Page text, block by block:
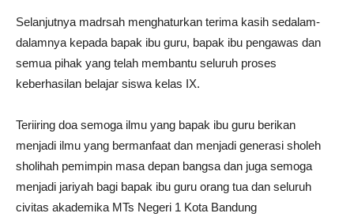
Selanjutnya madrsah menghaturkan terima kasih sedalam-
dalamnya kepada bapak ibu guru, bapak ibu pengawas dan
semua pihak yang telah membantu seluruh proses
keberhasilan belajar siswa kelas IX.
Teriiring doa semoga ilmu yang bapak ibu guru berikan
menjadi ilmu yang bermanfaat dan menjadi generasi sholeh
sholihah pemimpin masa depan bangsa dan juga semoga
menjadi jariyah bagi bapak ibu guru orang tua dan seluruh
civitas akademika MTs Negeri 1 Kota Bandung